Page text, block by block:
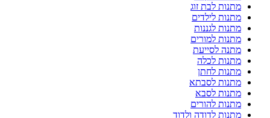
מתנות לבת זוג
מתנות לילדים
מתנות לגננות
מתנות למורים
מתנה לסייעת
מתנות לכלה
מתנות לחתן
מתנות לסבתא
מתנות לסבא
מתנות להורים
מתנות לדודה ולדוד